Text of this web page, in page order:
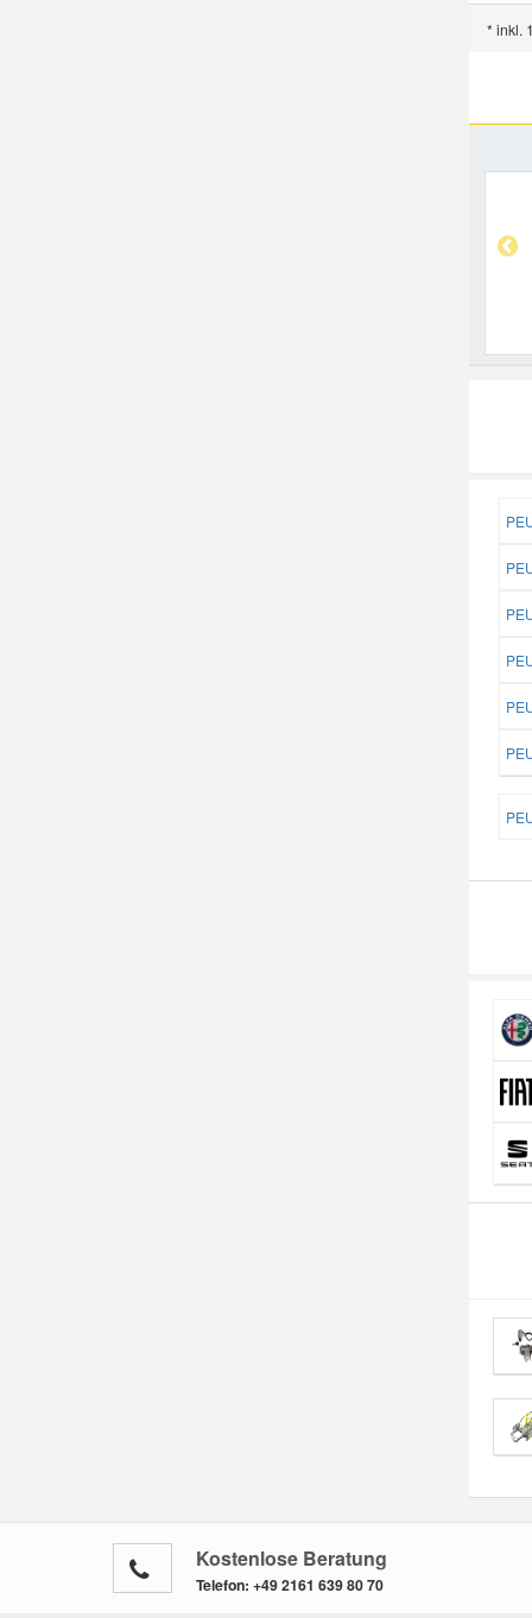
* inkl.
Kostenlose Beratung
Telefon: +49 2161 639 80 70